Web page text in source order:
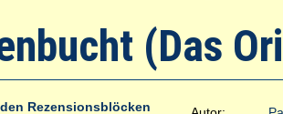
(Das
Rezensionsblöcken